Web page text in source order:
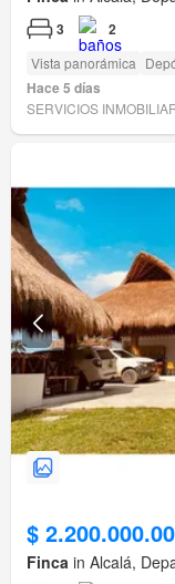
3 2
Vista panorámica
Hace 5 días
SERVICIOS
$
Finca in Alcalá,